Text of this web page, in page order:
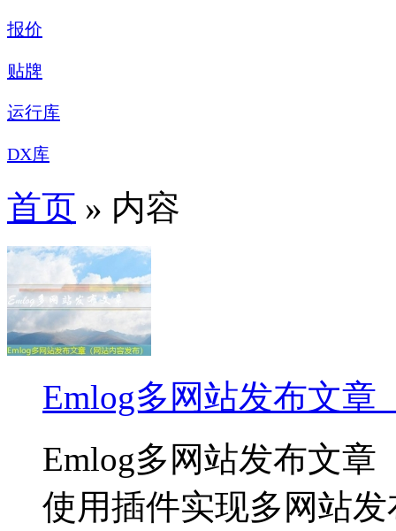
报价
贴牌
运行库
DX库
首页 » 内容
Emlog多网站发布文章
Emlog多网站发布文章
使用插件实现多网站发